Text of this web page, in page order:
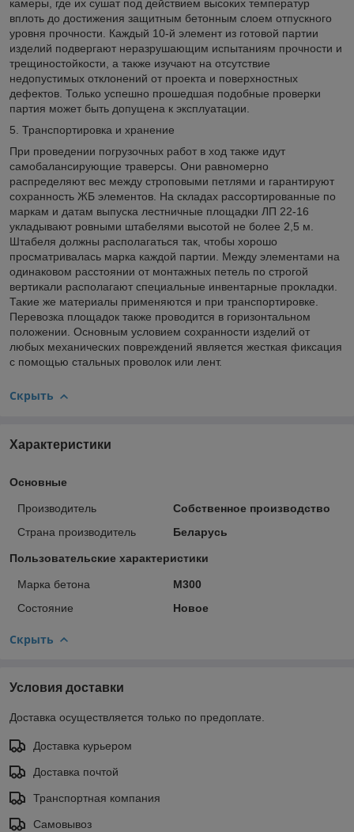
камеры, где их сушат под действием высоких температур
вплоть до достижения защитным бетонным слоем отпускного
уровня прочности. Каждый 10-й элемент из готовой партии
изделий подвергают неразрушающим испытаниям прочности и
трещиностойкости, а также изучают на отсутствие
недопустимых отклонений от проекта и поверхностных
дефектов. Только успешно прошедшая подобные проверки
партия может быть допущена к эксплуатации.
5. Транспортировка и хранение
При проведении погрузочных работ в ход также идут
самобалансирующие траверсы. Они равномерно
распределяют вес между строповыми петлями и гарантируют
сохранность ЖБ элементов. На складах рассортированные по
маркам и датам выпуска лестничные площадки ЛП 22-16
укладывают ровными штабелями высотой не более 2,5 м.
Штабеля должны располагаться так, чтобы хорошо
просматривалась марка каждой партии. Между элементами на
одинаковом расстоянии от монтажных петель по строгой
вертикали располагают специальные инвентарные прокладки.
Такие же материалы применяются и при транспортировке.
Перевозка площадок также проводится в горизонтальном
положении. Основным условием сохранности изделий от
любых механических повреждений является жесткая фиксация
с помощью стальных проволок или лент.
Скрыть
Характеристики
Основные
Производитель
Собственное производство
Страна производитель
Беларусь
Пользовательские характеристики
Марка бетона
М300
Состояние
Новое
Скрыть
Условия доставки
Доставка осуществляется только по предоплате.
Доставка курьером
Доставка почтой
Транспортная компания
Самовывоз